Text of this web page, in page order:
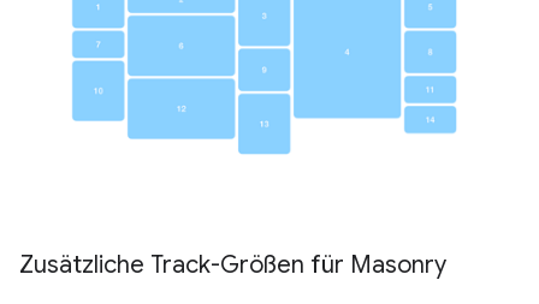
Zusätzliche Track-Größen für Masonry